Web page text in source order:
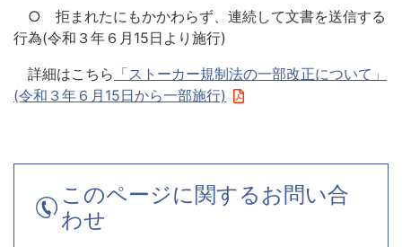
○ 拒まれたにもかかわらず、連続して文書を送信する
行為(令和３年６月15日より施行)
詳細はこちら 「ストーカー規制法の一部改正について」
(令和３年６月15日から一部施行)
このページに関するお問い合
わせ